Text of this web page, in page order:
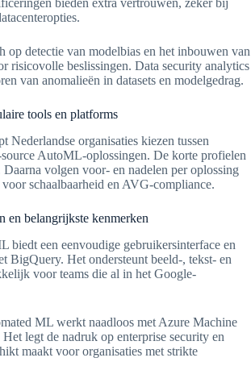
bieden extra vertrouwen, zeker bij
op detectie van modelbias en het inbouwen van
risicovolle beslissingen. Data security analytics
van anomalieën in datasets en modelgedrag.
tools en platforms
Nederlandse organisaties kiezen tussen
AutoML-oplossingen. De korte profielen
Daarna volgen voor- en nadelen per oplossing
schaalbaarheid en AVG-compliance.
en belangrijkste kenmerken
biedt een eenvoudige gebruikersinterface en
BigQuery. Het ondersteunt beeld-, tekst- en
voor teams die al in het Google-
ML werkt naadloos met Azure Machine
legt de nadruk op enterprise security en
maakt voor organisaties met strikte